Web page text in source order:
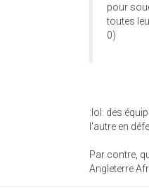
pour
toutes
0)
:lol: des
l'autre en
Par contre,
Angleterre